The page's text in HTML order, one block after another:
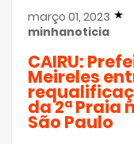
março 01, 2023
minhanoticia
CAIRU:
Meireles
da 2ª Praia
São Paulo